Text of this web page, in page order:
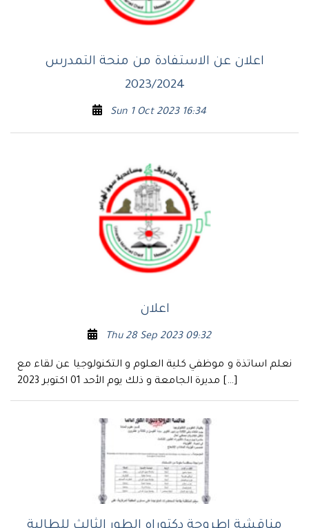
اعلان عن الاستفادة من منحة التمدرس
2023/2024
Sun 1 Oct 2023 16:34
اعلان
Thu 28 Sep 2023 09:32
نعلم اساتذة و موظفي كلية العلوم و التكنولوجيا عن لقاء مع
مديرة الجامعة و ذلك يوم الأحد 01 اكتوبر 2023 […]